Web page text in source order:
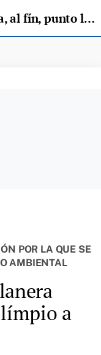
El objetivo es que Llanera tenga, al fín, punto límpio a final de año
POR LA QUE SE
AMBIENTAL
a